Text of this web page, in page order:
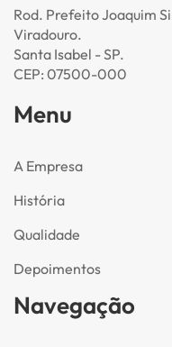
Rod. Prefeito Joaquim
Viradouro.
Santa Isabel - SP.
CEP: 07500-000
Menu
A Empresa
História
Qualidade
Depoimentos
Navegação